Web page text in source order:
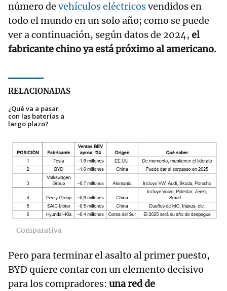
número de vehículos eléctricosvendidos en
todo el mundo en un solo año; como se puede
ver a continuación, según datos de 2024, el
fabricante chino ya está próximo al americano.
RELACIONADAS
¿Qué va a pasar
con las baterías a
largo plazo?
Comparativa
Pero para terminar el asalto al primer puesto,
BYD quiere contar con un elemento decisivo
para los compradores: una red de